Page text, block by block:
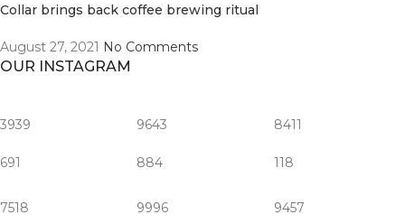
Collar brings back coffee brewing ritual
August 27, 2021 No Comments
OUR INSTAGRAM
3939
691
9643
884
8411
118
7518 9996 9457